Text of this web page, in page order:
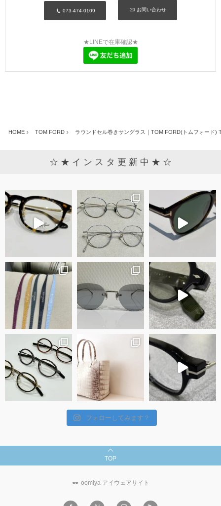
073-474-0109 お問い合わせ
★LINEで在庫確認★
HOME TOM FORD ラウンドセル巻きサングラス｜TOM FORD(トムフォード)
☆ ★ イ ン ス タ 更 新 中 ★ ☆
フォローしてみます？
TOP
oomiya アイウェアサイト